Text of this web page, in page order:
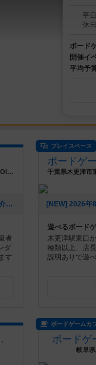
平
休
ボード
開催イ
平均予
愛知県名古屋市中村区竹橋町5-13 THE WHITE OISE 204
[NEW] みんなの思い出「足跡カード」を紹介（2026年08月01日 18時17分）
者
ダ
す
プレイスペース
遊べるボード
木更津駅東口
種類以上、店
説明ありで遊
ぎさん
ボードゲームカ
ボードゲ
岐阜